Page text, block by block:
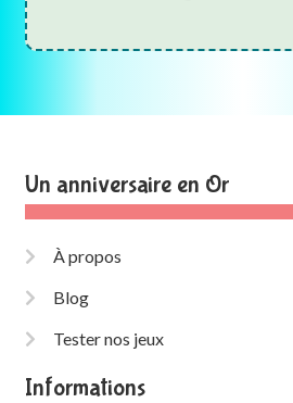
Un anniversaire en Or
À propos
Blog
Tester nos jeux
Informations